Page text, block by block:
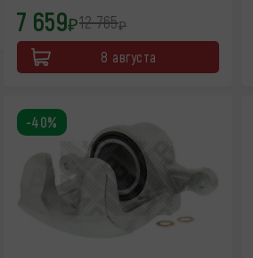
7 659₽12 765₽
8 августа
-40%